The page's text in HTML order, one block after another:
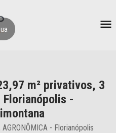
m² privativos, 3
Florianópolis -
- Florianópolis